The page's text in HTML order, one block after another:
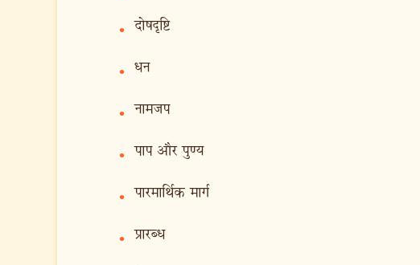
• दोषदृष्टि
• धन
• नामजप
• पाप और पुण्य
• पारमार्थिक मार्ग
• प्रारब्ध